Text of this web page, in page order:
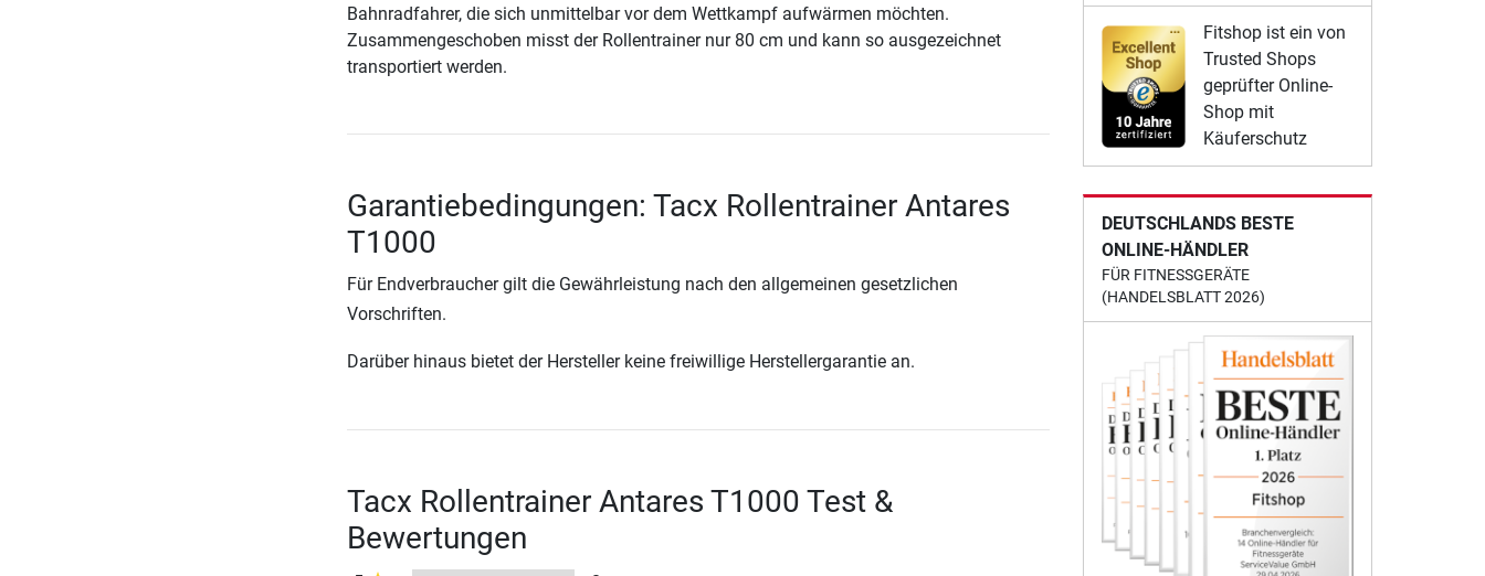
Bahnradfahrer, die sich unmittelbar vor dem Wettkampf aufwärmen möchten.
Zusammengeschoben misst der Rollentrainer nur 80 cm und kann so ausgezeichnet
transportiert werden.
Garantiebedingungen: Tacx Rollentrainer Antares
T1000
Für Endverbraucher gilt die Gewährleistung nach den allgemeinen gesetzlichen
Vorschriften.
Darüber hinaus bietet der Hersteller keine freiwillige Herstellergarantie an.
Tacx Rollentrainer Antares T1000 Test &
Bewertungen
Fitshop ist ein von
Trusted Shops
geprüfter Online-
Shop mit
Käuferschutz
DEUTSCHLANDS BESTE
ONLINE-HÄNDLER
FÜR FITNESSGERÄTE
(HANDELSBLATT 2026)